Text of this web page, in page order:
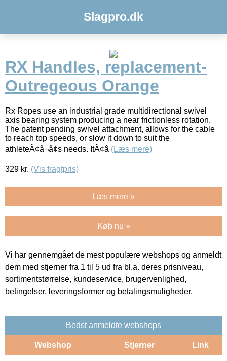
Slagpro.dk
RX Handles, replacement-
Outregeous Orange
Rx Ropes use an industrial grade multidirectional swivel
axis bearing system producing a near frictionless rotation.
The patent pending swivel attachment, allows for the cable
to reach top speeds, or slow it down to suit the
athleteÃ¢â¬â¢s needs. ItÃ¢â (Læs mere)
329 kr. (Vis fragtpris)
Læs mere »
Køb nu »
Vi har gennemgået de mest populære webshops og anmeldt
dem med stjerner fra 1 til 5 ud fra bl.a. deres prisniveau,
sortimentstørrelse, kundeservice, brugervenlighed,
betingelser, leveringsformer og betalingsmuligheder.
Bedst anmeldte webshops
Webshop Stjerner Link